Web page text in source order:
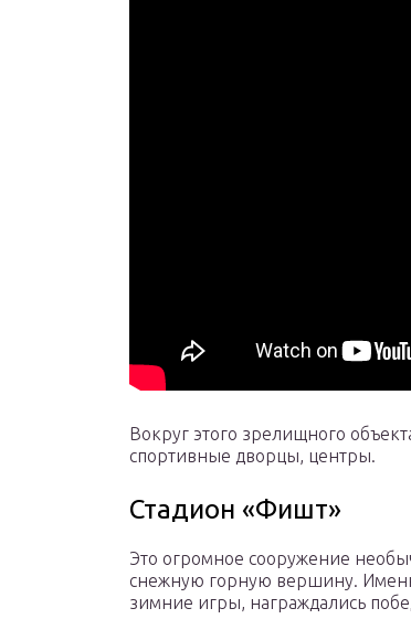
Вокруг этого зрелищного
спортивные дворцы, центры.
Стадион «Фишт»
Это огромное сооружение
снежную горную вершину.
зимние игры, награждались